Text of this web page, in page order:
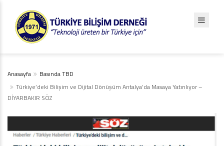
Anasayfa
Basında TBD
Türkiye’deki Bilişim ve Dijital Dönüşüm Antalya’da Masaya Yatırılıyor –
DİYARBAKIR SÖZ